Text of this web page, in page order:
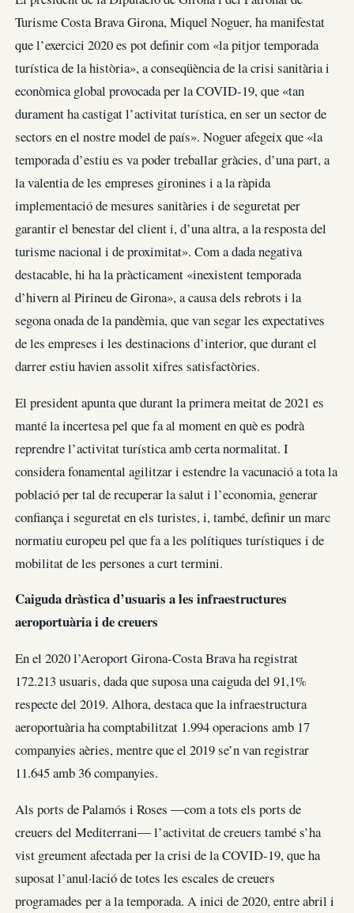
Turisme Costa Brava Girona, Miquel Noguer, ha manifestat
que l’exercici 2020 es pot definir com «la pitjor temporada
turística de la història», a conseqüència de la crisi sanitària i
econòmica global provocada per la COVID-19, que «tan
durament ha castigat l’activitat turística, en ser un sector de
sectors en el nostre model de país». Noguer afegeix que «la
temporada d’estiu es va poder treballar gràcies, d’una part, a
la valentia de les empreses gironines i a la ràpida
implementació de mesures sanitàries i de seguretat per
garantir el benestar del client i, d’una altra, a la resposta del
turisme nacional i de proximitat». Com a dada negativa
destacable, hi ha la pràcticament «inexistent temporada
d’hivern al Pirineu de Girona», a causa dels rebrots i la
segona onada de la pandèmia, que van segar les expectatives
de les empreses i les destinacions d’interior, que durant el
darrer estiu havien assolit xifres satisfactòries.
El president apunta que durant la primera meitat de 2021 es
manté la incertesa pel que fa al moment en què es podrà
reprendre l’activitat turística amb certa normalitat. I
considera fonamental agilitzar i estendre la vacunació a tota la
població per tal de recuperar la salut i l’economia, generar
confiança i seguretat en els turistes, i, també, definir un marc
normatiu europeu pel que fa a les polítiques turístiques i de
mobilitat de les persones a curt termini.
Caiguda dràstica d’usuaris a les infraestructures
aeroportuària i de creuers
En el 2020 l’Aeroport Girona-Costa Brava ha registrat
172.213 usuaris, dada que suposa una caiguda del 91,1%
respecte del 2019. Alhora, destaca que la infraestructura
aeroportuària ha comptabilitzat 1.994 operacions amb 17
companyies aèries, mentre que el 2019 se’n van registrar
11.645 amb 36 companyies.
Als ports de Palamós i Roses ―com a tots els ports de
creuers del Mediterrani― l’activitat de creuers també s’ha
vist greument afectada per la crisi de la COVID-19, que ha
suposat l’anul·lació de totes les escales de creuers
programades per a la temporada. A inici de 2020, entre abril i